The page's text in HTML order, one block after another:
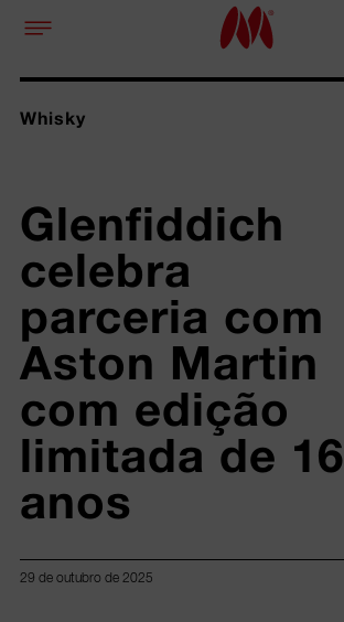
Whisky
Glenfiddich
celebra
parceria com
Aston Martin
com edição
limitada de 16
anos
29 de outubro de 2025